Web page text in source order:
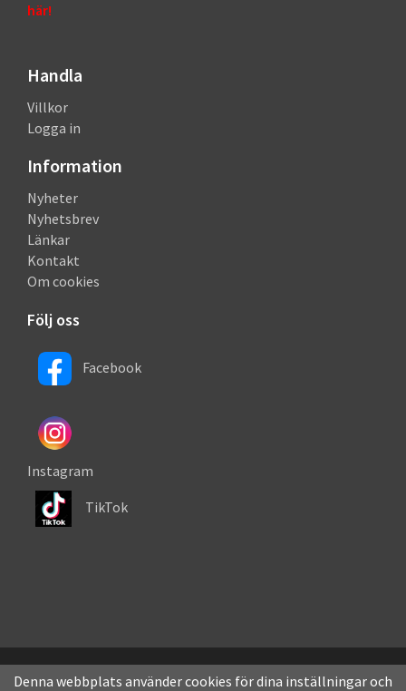
här!
Handla
Villkor
Logga in
Information
Nyheter
Nyhetsbrev
Länkar
Kontakt
Om cookies
Följ oss
Facebook
Instagram
TikTok
Denna webbplats använder cookies för dina inställningar och